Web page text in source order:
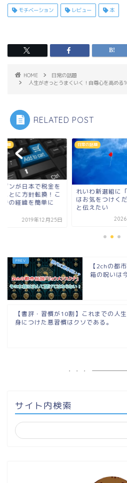
モチベーション レビュー 本
HOME
日常の話題
人生がきっとうまくいく！自尊心を高める
RELATED POST
日常の話題
いわ新選組に「悪手に
お気をつけください」
伝えたい
2026年2月1日
日常の話題
恵方巻き（え
を食べる時の
違うのは何故
【2chの都
箱の呪いは
【書評・習慣が10割】これまでの人
身につけた悪習慣はクソである。
サイト内検索